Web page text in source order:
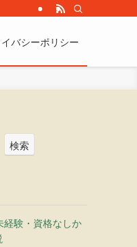
バシーポリシー
検索
経験・資格なしか